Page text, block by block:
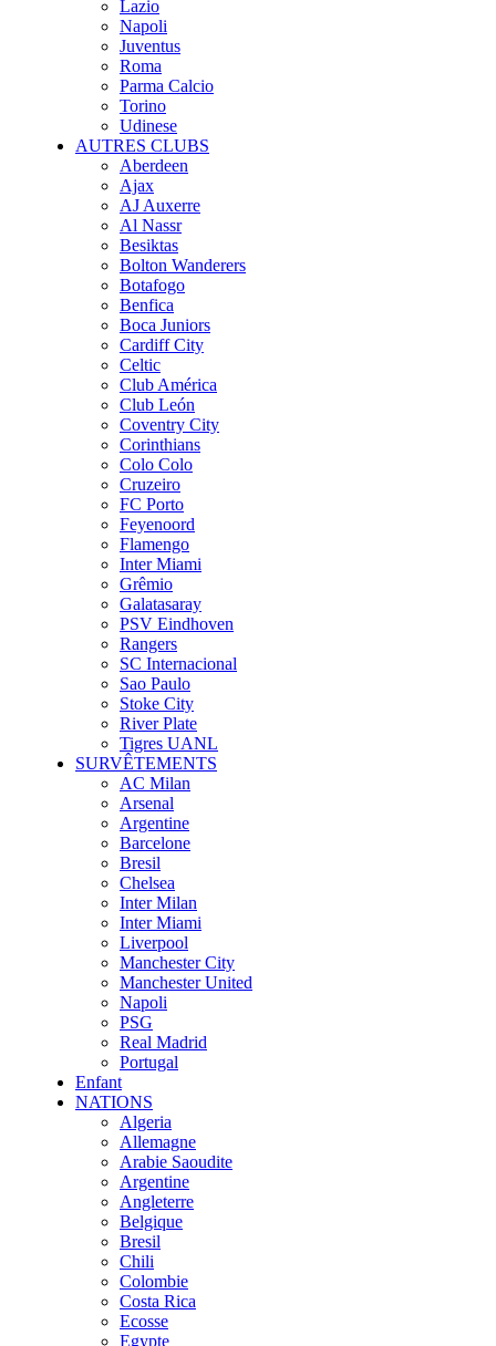
Lazio
Napoli
Juventus
Roma
Parma Calcio
Torino
Udinese
AUTRES CLUBS
Aberdeen
Ajax
AJ Auxerre
Al Nassr
Besiktas
Bolton Wanderers
Botafogo
Benfica
Boca Juniors
Cardiff City
Celtic
Club América
Club León
Coventry City
Corinthians
Colo Colo
Cruzeiro
FC Porto
Feyenoord
Flamengo
Inter Miami
Grêmio
Galatasaray
PSV Eindhoven
Rangers
SC Internacional
Sao Paulo
Stoke City
River Plate
Tigres UANL
SURVÊTEMENTS
AC Milan
Arsenal
Argentine
Barcelone
Bresil
Chelsea
Inter Milan
Inter Miami
Liverpool
Manchester City
Manchester United
Napoli
PSG
Real Madrid
Portugal
Enfant
NATIONS
Algeria
Allemagne
Arabie Saoudite
Argentine
Angleterre
Belgique
Bresil
Chili
Colombie
Costa Rica
Ecosse
Egypte